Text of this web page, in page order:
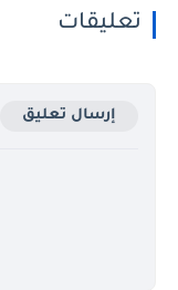
تعليقات
إرسال تعليق